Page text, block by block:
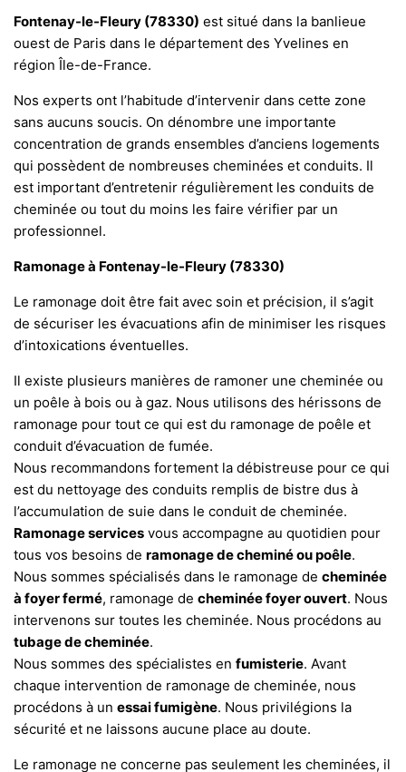
Fontenay-le-Fleury (78330) est situé dans la banlieue
ouest de Paris dans le département des Yvelines en
région Île-de-France.
Nos experts ont l’habitude d’intervenir dans cette zone
sans aucuns soucis. On dénombre une importante
concentration de grands ensembles d’anciens logements
qui possèdent de nombreuses cheminées et conduits. Il
est important d’entretenir régulièrement les conduits de
cheminée ou tout du moins les faire vérifier par un
professionnel.
Ramonage à Fontenay-le-Fleury (78330)
Le ramonage doit être fait avec soin et précision, il s’agit
de sécuriser les évacuations afin de minimiser les risques
d’intoxications éventuelles.
Il existe plusieurs manières de ramoner une cheminée ou
un poêle à bois ou à gaz. Nous utilisons des hérissons de
ramonage pour tout ce qui est du ramonage de poêle et
conduit d’évacuation de fumée.
Nous recommandons fortement la débistreuse pour ce qui
est du nettoyage des conduits remplis de bistre dus à
l’accumulation de suie dans le conduit de cheminée.
Ramonage services vous accompagne au quotidien pour
tous vos besoins de ramonage de cheminé ou poêle.
Nous sommes spécialisés dans le ramonage de cheminée
à foyer fermé, ramonage de cheminée foyer ouvert. Nous
intervenons sur toutes les cheminée. Nous procédons au
tubage de cheminée.
Nous sommes des spécialistes en fumisterie. Avant
chaque intervention de ramonage de cheminée, nous
procédons à un essai fumigène. Nous privilégions la
sécurité et ne laissons aucune place au doute.
Le ramonage ne concerne pas seulement les cheminées, il